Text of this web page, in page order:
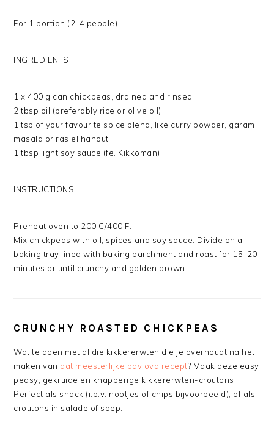
For 1 portion (2-4 people)
INGREDIENTS
1 x 400 g can chickpeas, drained and rinsed
2 tbsp oil (preferably rice or olive oil)
1 tsp of your favourite spice blend, like curry powder, garam
masala or ras el hanout
1 tbsp light soy sauce (fe. Kikkoman)
INSTRUCTIONS
Preheat oven to 200 C/400 F.
Mix chickpeas with oil, spices and soy sauce. Divide on a
baking tray lined with baking parchment and roast for 15-20
minutes or until crunchy and golden brown.
CRUNCHY ROASTED CHICKPEAS
Wat te doen met al die kikkererwten die je overhoudt na het
maken van dat meesterlijke pavlova recept? Maak deze easy
peasy, gekruide en knapperige kikkererwten-croutons!
Perfect als snack (i.p.v. nootjes of chips bijvoorbeeld), of als
croutons in salade of soep.